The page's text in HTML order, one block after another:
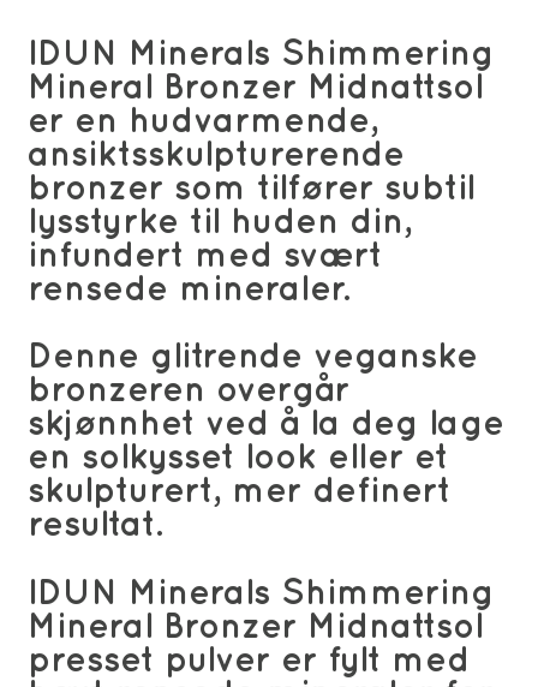
IDUN Minerals Shimmering
Mineral Bronzer Midnattsol
er en hudvarmende,
ansiktsskulpturerende
bronzer som tilfører subtil
lysstyrke til huden din,
infundert med svært
rensede mineraler.
Denne glitrende veganske
bronzeren overgår
skjønnhet ved å la deg lage
en solkysset look eller et
skulpturert, mer definert
resultat.
IDUN Minerals Shimmering
Mineral Bronzer Midnattsol
presset pulver er fylt med